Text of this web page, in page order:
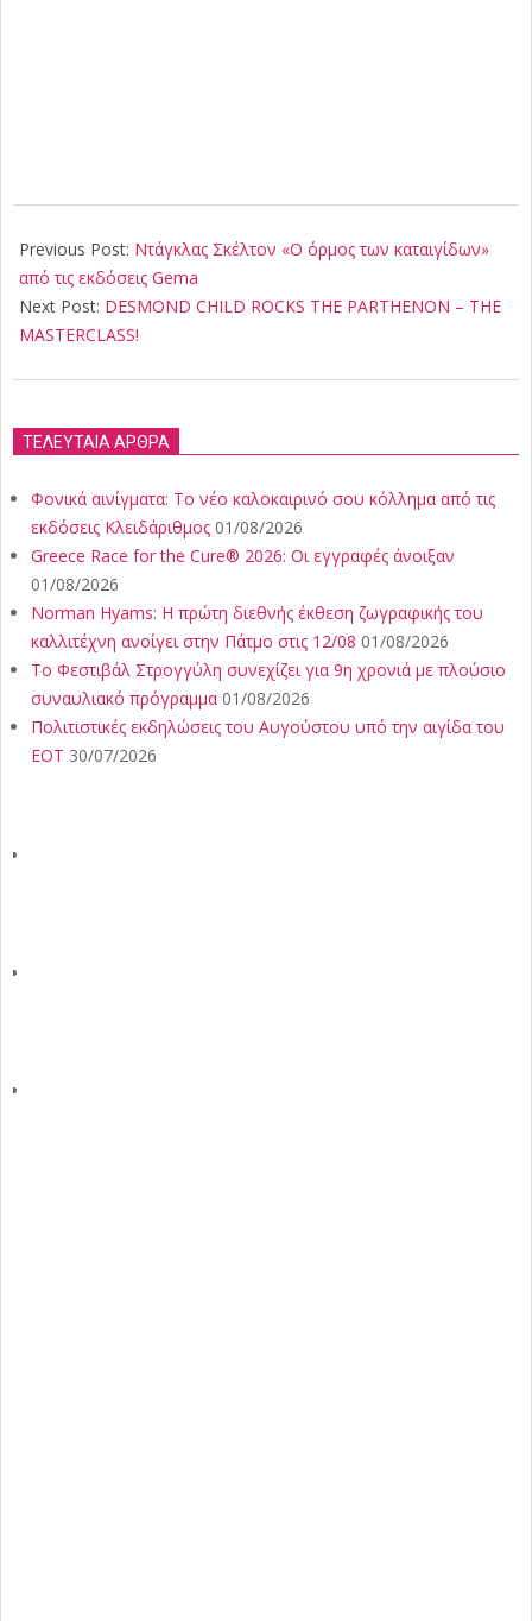
06-
18
Previous Post: Ντάγκλας Σκέλτον «Ο όρμος των καταιγίδων»
από τις εκδόσεις Gema
Next Post: DESMOND CHILD ROCKS THE PARTHENON – THE
MASTERCLASS!
ΤΕΛΕΥΤΑΙΑ ΑΡΘΡΑ
Φονικά αινίγματα: Το νέο καλοκαιρινό σου κόλλημα από τις
εκδόσεις Κλειδάριθμος 01/08/2026
Greece Race for the Cure® 2026: Οι εγγραφές άνοιξαν
01/08/2026
Norman Hyams: Η πρώτη διεθνής έκθεση ζωγραφικής του
καλλιτέχνη ανοίγει στην Πάτμο στις 12/08 01/08/2026
Το Φεστιβάλ Στρογγύλη συνεχίζει για 9η χρονιά με πλούσιο
συναυλιακό πρόγραμμα 01/08/2026
Πολιτιστικές εκδηλώσεις του Αυγούστου υπό την αιγίδα του
ΕΟΤ 30/07/2026